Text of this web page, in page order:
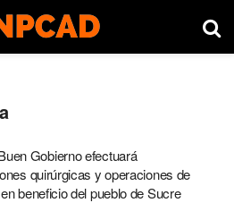
Gobierno efectuará
quirúrgicas y operaciones de
beneficio del pueblo de Sucre